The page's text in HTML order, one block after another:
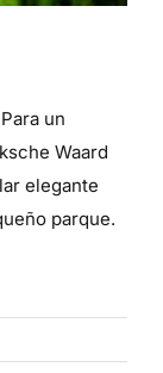
un
Waard
elegante
parque.